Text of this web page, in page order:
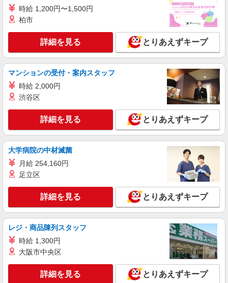
時給 1,200円〜1,500円
柏市
詳細を見る とりあえずキープ
マンションの受付・案内スタッフ
時給 2,000円
渋谷区
詳細を見る とりあえずキープ
大学病院の中材滅菌
月給 254,160円
足立区
詳細を見る とりあえずキープ
レジ・商品陳列スタッフ
時給 1,300円
大阪市中央区
詳細を見る とりあえずキープ